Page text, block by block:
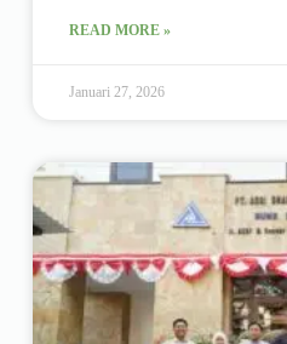
READ MORE »
Januari 27, 2026